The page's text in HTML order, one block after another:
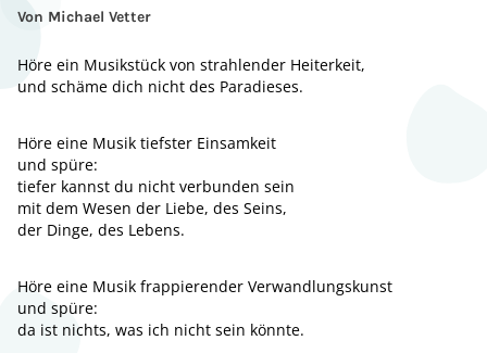
Von Michael Vetter
Höre ein Musikstück von strahlender Heiterkeit,
und schäme dich nicht des Paradieses.
Höre eine Musik tiefster Einsamkeit
und spüre:
tiefer kannst du nicht verbunden sein
mit dem Wesen der Liebe, des Seins,
der Dinge, des Lebens.
Höre eine Musik frappierender Verwandlungskunst
und spüre:
da ist nichts, was ich nicht sein könnte.